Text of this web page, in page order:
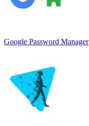
Google Password Manager